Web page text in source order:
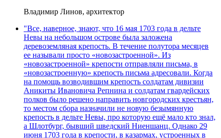
Владимир Линов, архитектор
"Все, наверное, знают, что 16 мая 1703 года в дельте
Невы на небольшом острове была заложена
деревоземляная крепость. В течение полутора месяцев
ее называли просто «новозастроенной». Из
«новозастроенной» крепости отправляли письма, в
«новозастроенную» крепость письма адресовали. Когда
на помощь возводившим крепость солдатам дивизии
Аникиты Ивановича Репнина и солдатам гвардейских
полков было решено направить новгородских крестьян,
то местом сбора назначили не новую безымянную
крепость в дельте Невы, про которую ещё мало кто знал,
а Шлотбург, бывший шведский Ниеншанц. Однако 29
июня 1703 года в крепости, в казармах, устроенных в